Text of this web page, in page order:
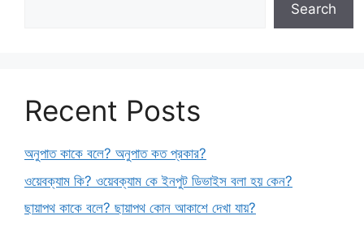
Search
Recent Posts
অনুপাত কাকে বলে? অনুপাত কত প্রকার?
ওয়েবক্যাম কি? ওয়েবক্যাম কে ইনপুট ডিভাইস বলা হয় কেন?
ছায়াপথ কাকে বলে? ছায়াপথ কোন আকাশে দেখা যায়?